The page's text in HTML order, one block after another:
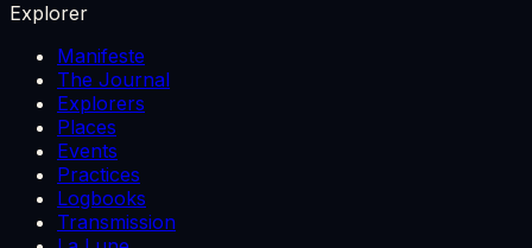
Explorer
Manifeste
The Journal
Explorers
Places
Events
Practices
Logbooks
Transmission